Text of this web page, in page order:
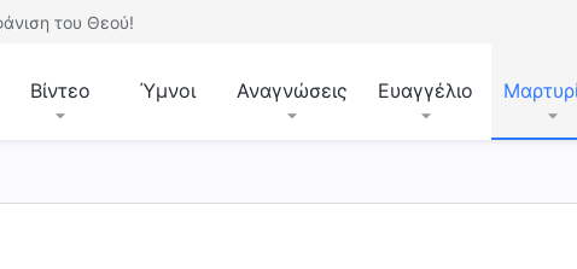
του Θεού!
Βίντεο Ύμνοι Αναγνώσεις Ευαγγέλιο